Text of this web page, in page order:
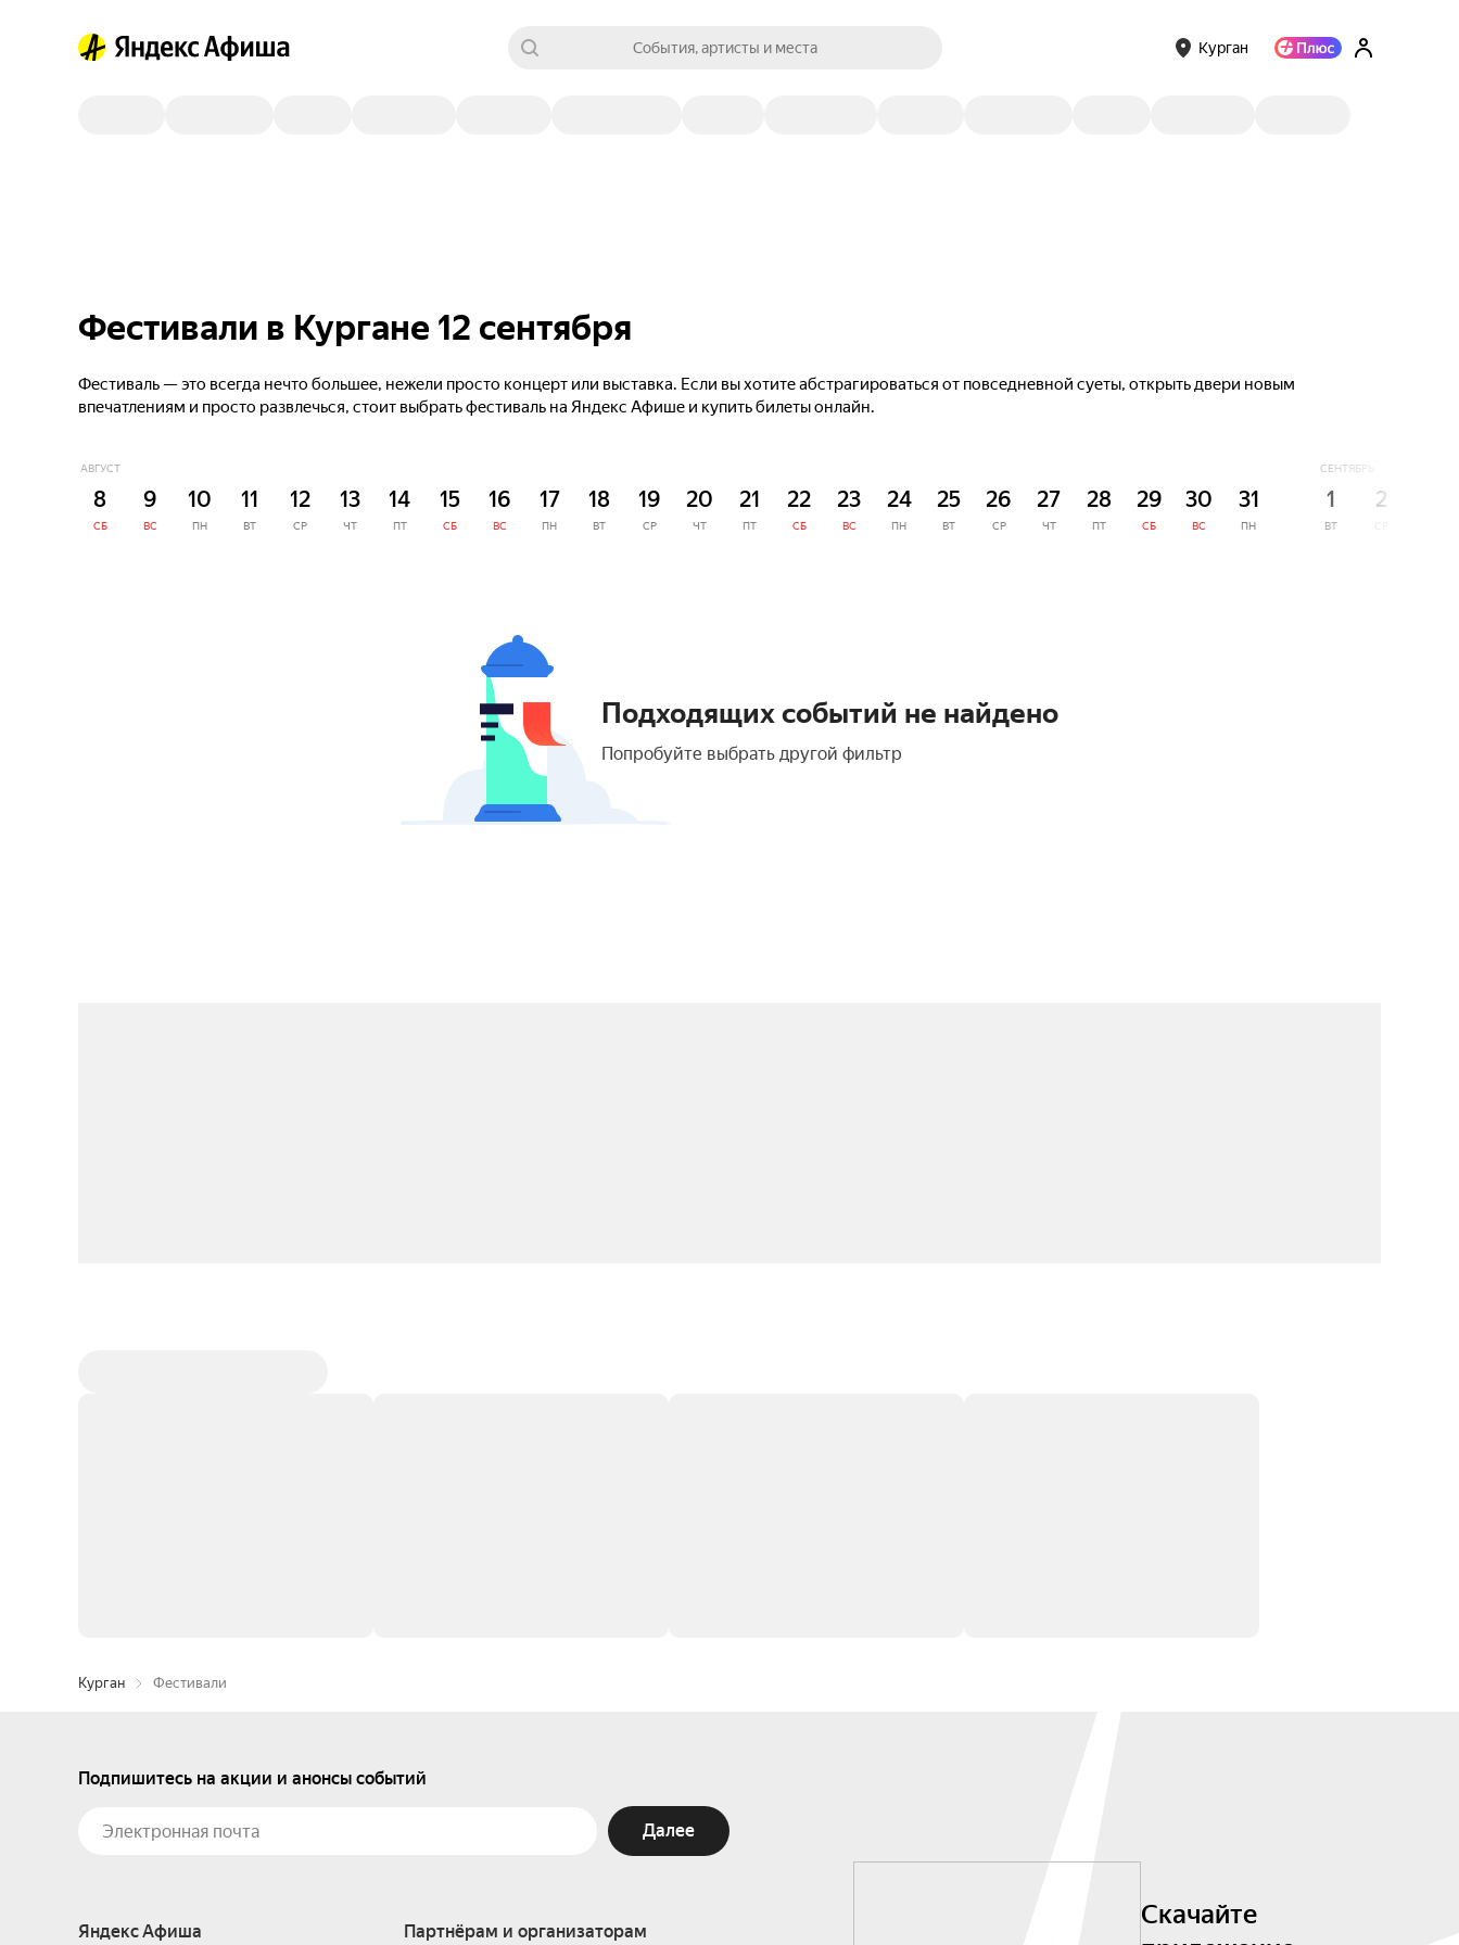
События, артисты и места Курган
Фестивали в Кургане 12 сентября
Фестиваль — это всегда нечто большее, нежели просто концерт или выставка. Если вы хотите абстрагироваться от повседневной суеты, открыть двери новым
впечатлениям и просто развлечься, стоит выбрать фестиваль на Яндекс Афише и купить билеты онлайн.
АВГУСТ
8
СБ
9
ВС
10
ПН
11
ВТ
12
СР
13
ЧТ
14
ПТ
15
СБ
16
ВС
17
ПН
18
ВТ
19
СР
20
ЧТ
21
ПТ
22
СБ
23
ВС
24
ПН
25
ВТ
26
СР
27
ЧТ
28
ПТ
29
СБ
30
ВС
31
ПН
СЕНТЯБРЬ
1
ВТ
2
Подходящих событий не найдено
Попробуйте выбрать другой фильтр
Курган Фестивали
Подпишитесь на акции и анонсы событий
Далее
Яндекс Афиша Партнёрам и организаторам
Скачайте